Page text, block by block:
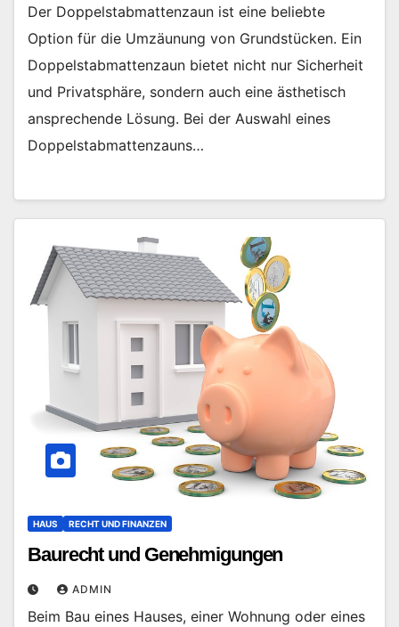
Der Doppelstabmattenzaun ist eine beliebte
Option für die Umzäunung von Grundstücken. Ein
Doppelstabmattenzaun bietet nicht nur Sicherheit
und Privatsphäre, sondern auch eine ästhetisch
ansprechende Lösung. Bei der Auswahl eines
Doppelstabmattenzauns…
HAUS RECHT UND FINANZEN
Baurecht und Genehmigungen
ADMIN
Beim Bau eines Hauses, einer Wohnung oder eines